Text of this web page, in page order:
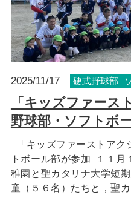
2025/11/17 硬式野球部
「キッズファース
野球部・ソフトボ
「キッズファーストアク
トボール部が参加 １１月
稚園と聖カタリナ大学短
童（５６名）たちと，聖